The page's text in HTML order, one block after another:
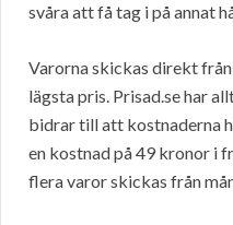
svåra att få tag i på annat
Varorna skickas direkt
lägsta pris. Prisad.se har
bidrar till att kostnaderna
en kostnad på 49 kronor i
flera varor skickas från